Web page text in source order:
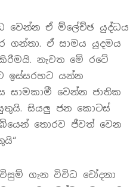
වෙන්න ඒ ම්ලේච්ඡ යුද්ධය
ඒ සාමය යුදමය
නැවත මේ රටේ
ඉස්සරහට යන්න
සාමකාමී වෙන්න ජාතික
සියලු ජන කොටස්
බියෙන් තොරව ජීවත් වෙන
ගැන විවිධ චෝදනා